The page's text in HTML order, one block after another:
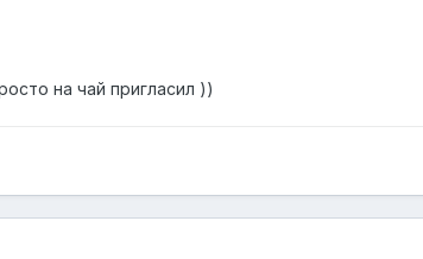
на чай пригласил ))